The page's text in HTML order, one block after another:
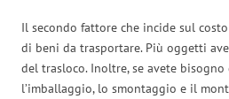
Il secondo fattore che incide sul
di beni da trasportare. Più oggetti
del trasloco. Inoltre, se avete
l’imballaggio, lo smontaggio e il